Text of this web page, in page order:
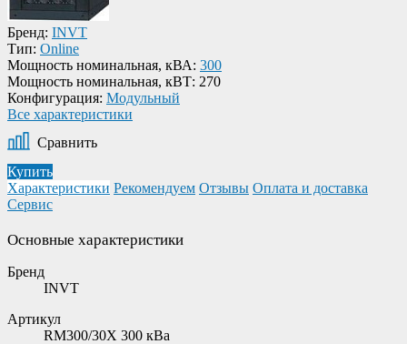
Бренд: INVT
Тип: Online
Мощность номинальная, кВА: 300
Мощность номинальная, кВТ: 270
Конфигурация: Модульный
Все характеристики
Сравнить
Купить
Характеристики Рекомендуем Отзывы Оплата и доставка
Сервис
Основные характеристики
Бренд
INVT
Артикул
RM300/30X 300 кВа